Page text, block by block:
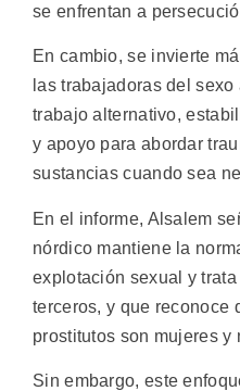
se enfrentan a
En cambio, se invierte
las trabajadoras del
trabajo alternativo,
y apoyo para abordar
sustancias cuando sea
En el informe, Alsalem
nórdico mantiene la
explotación sexual y
terceros, y que reconoce
prostitutos son mujeres y
Sin embargo, este